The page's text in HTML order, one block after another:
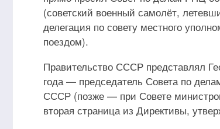
(советский военный самолёт,
делегация по совету местного
поездом).
Правительство СССР представлял
года — председатель Совета по
СССР (позже — при Совете
вторая страница из Директивы,